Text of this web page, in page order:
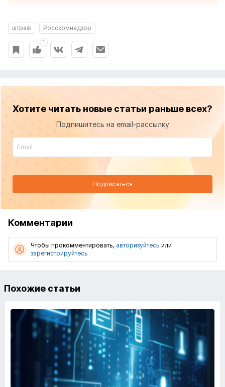
штраф Росскомнадзор
1
Хотите читать новые статьи раньше всех?
Подпишитесь на email-рассылку
Подписаться
Комментарии
Чтобы прокомментировать, авторизуйтесь или
зарегистрируйтесь
Похожие статьи